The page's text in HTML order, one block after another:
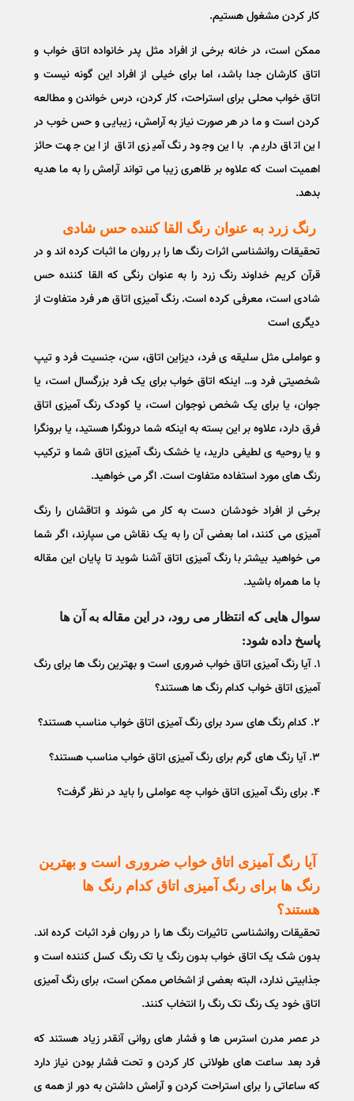
کار کردن مشغول هستیم.
ممکن است، در خانه برخی از افراد مثل پدر خانواده اتاق خواب و
اتاق کارشان جدا باشد، اما برای خیلی از افراد این گونه نیست و
اتاق خواب محلی برای استراحت، کار کردن، درس خواندن و مطالعه
کردن است و ما در هر صورت نیاز به آرامش، زیبایی و حس خوب در
این اتاق داریم. با این وجود رنگ آمیزی اتاق از این جهت حائز
اهمیت است که علاوه بر ظاهری زیبا می تواند آرامش را به ما هدیه
بدهد.
رنگ زرد به عنوان رنگ القا کننده حس شادی
تحقیقات روانشناسی اثرات رنگ ها را بر روان ما اثبات کرده اند و در
قرآن کریم خداوند رنگ زرد را به عنوان رنگی که القا کننده حس
شادی است، معرفی کرده است. رنگ آمیزی اتاق هر فرد متفاوت از
دیگری است
و عواملی مثل سلیقه ی فرد، دیزاین اتاق، سن، جنسیت فرد و تیپ
شخصیتی فرد و… اینکه اتاق خواب برای یک فرد بزرگسال است، یا
جوان، یا برای یک شخص نوجوان است، یا کودک رنگ آمیزی اتاق
فرق دارد، علاوه بر این بسته به اینکه شما درونگرا هستید، یا برونگرا
و یا روحیه ی لطیفی دارید، یا خشک رنگ آمیزی اتاق شما و ترکیب
رنگ های مورد استفاده متفاوت است. اگر می خواهید.
برخی از افراد خودشان دست به کار می شوند و اتاقشان را رنگ
آمیزی می کنند، اما بعضی آن را به یک نقاش می سپارند، اگر شما
می خواهید بیشتر با رنگ آمیزی اتاق آشنا شوید تا پایان این مقاله
با ما همراه باشید.
سوال هایی که انتظار می رود، در این مقاله به آن ها
پاسخ داده شود:
۱. آیا رنگ آمیزی اتاق خواب ضروری است و بهترین رنگ ها برای رنگ
آمیزی اتاق خواب کدام رنگ ها هستند؟
۲. کدام رنگ های سرد برای رنگ آمیزی اتاق خواب مناسب هستند؟
۳. آیا رنگ های گرم برای رنگ آمیزی اتاق خواب مناسب هستند؟
۴. برای رنگ آمیزی اتاق خواب چه عواملی را باید در نظر گرفت؟
آیا رنگ آمیزی اتاق خواب ضروری است و بهترین
رنگ ها برای رنگ آمیزی اتاق کدام رنگ ها
هستند؟
تحقیقات روانشناسی تاثیرات رنگ ها را در روان فرد اثبات کرده اند.
بدون شک یک اتاق خواب بدون رنگ یا تک رنگ کسل کننده است و
جذابیتی ندارد، البته بعضی از اشخاص ممکن است، برای رنگ آمیزی
اتاق خود یک رنگ تک رنگ را انتخاب کنند.
در عصر مدرن استرس ها و فشار های روانی آنقدر زیاد هستند که
فرد بعد ساعت های طولانی کار کردن و تحت فشار بودن نیاز دارد
که ساعاتی را برای استراحت کردن و آرامش داشتن به دور از همه ی